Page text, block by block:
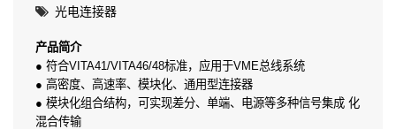
光电连接器
产品简介
● 符合VITA41/VITA46/48标准，应用于VME总线系统
● 高密度、高速率、模块化、通用型连接器
● 模块化组合结构，可实现差分、单端、电源等多种信号集成 化
混合传输